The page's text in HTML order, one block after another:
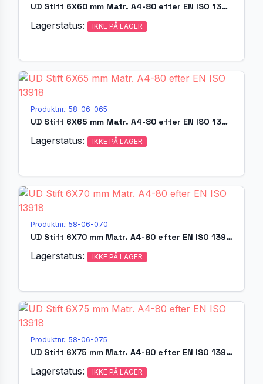
UD Stift 6X60 mm Matr. A4-80 efter EN ISO 13918
Lagerstatus: IKKE PÅ LAGER
Produktnr.: 58-06-065
UD Stift 6X65 mm Matr. A4-80 efter EN ISO 13918
Lagerstatus: IKKE PÅ LAGER
Produktnr.: 58-06-070
UD Stift 6X70 mm Matr. A4-80 efter EN ISO 13918
Lagerstatus: IKKE PÅ LAGER
Produktnr.: 58-06-075
UD Stift 6X75 mm Matr. A4-80 efter EN ISO 13918
Lagerstatus: IKKE PÅ LAGER